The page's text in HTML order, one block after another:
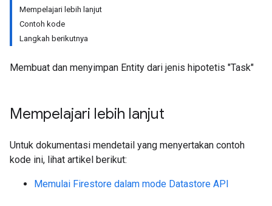
Mempelajari lebih lanjut
Contoh kode
Langkah berikutnya
Membuat dan menyimpan Entity dari jenis hipotetis "Task"
Mempelajari lebih lanjut
Untuk dokumentasi mendetail yang menyertakan contoh
kode ini, lihat artikel berikut:
Memulai Firestore dalam mode Datastore API